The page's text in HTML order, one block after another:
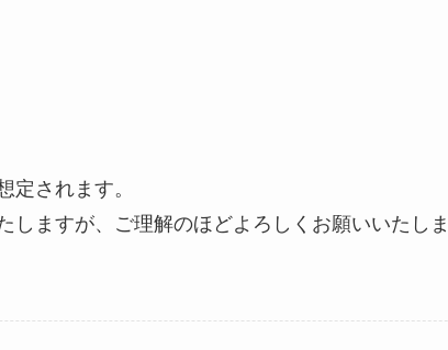
定されます。
しますが、ご理解のほどよろしくお願いいたしま